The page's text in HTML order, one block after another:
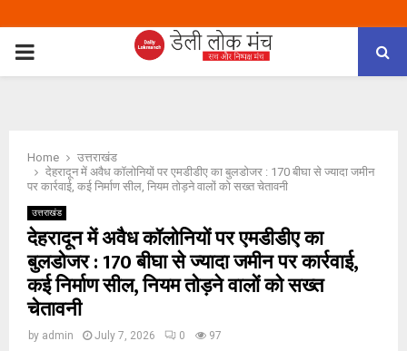
PRIMARY
Home
उत्तराखंड
देहरादून में अवैध कॉलोनियों पर एमडीडीए का बुलडोजर : 170 बीघा से ज्यादा जमीन
पर कार्रवाई, कई निर्माण सील, नियम तोड़ने वालों को सख्त चेतावनी
उत्तराखंड
देहरादून में अवैध कॉलोनियों पर एमडीडीए का
बुलडोजर : 170 बीघा से ज्यादा जमीन पर कार्रवाई,
कई निर्माण सील, नियम तोड़ने वालों को सख्त
चेतावनी
by admin July 7, 2026 0 97